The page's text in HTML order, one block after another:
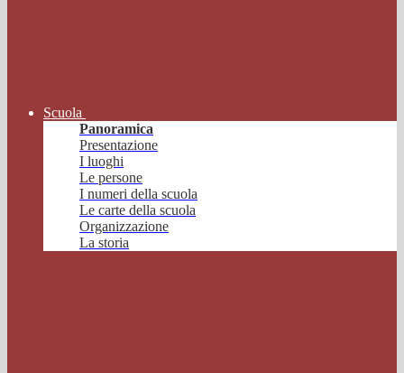
Scuola
Panoramica
Presentazione
I luoghi
Le persone
I numeri della scuola
Le carte della scuola
Organizzazione
La storia